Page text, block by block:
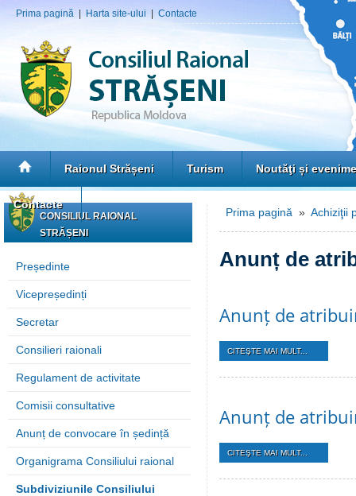
Prima pagină Harta site-ului Contacte
Raionul Strășeni Turism Noutăţi și
Contacte
CONSILIUL RAIONAL
STRĂȘENI
Președinte
Vicepreședinți
Secretar
Consilieri raionali
Regulament de activitate
Comisii consultative
Anunț de convocare în ședință
Organigrama Consiliului raional
Subdiviziunile Consiliului
Prima pagină » Achiziţii
Anunț de
Anunț de
CITEŞTE MAI MULT...
Anunț de
CITEŞTE MAI MULT...